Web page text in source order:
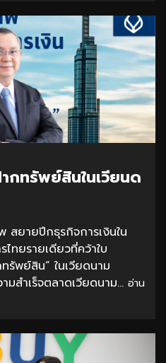
กทรัพย์สินในเวียนด
สยายปีกธุรกิจการเงินใน
ไทยรายเดียวที่คว้าใบ
รัพย์สิน” ในเวียดนาม
สำเร็จตลาดเวียดนาม... อ่าน